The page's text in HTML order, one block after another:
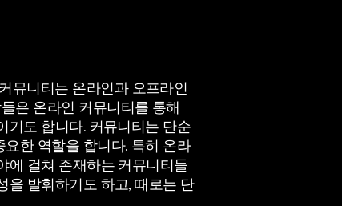
뮤니티는 온라인과 오프라인
은 온라인 커뮤니티를 통해
기도 합니다. 커뮤니티는 단순
한 역할을 합니다. 특히 온라
에 걸쳐 존재하는 커뮤니티들
을 발휘하기도 하고, 때로는 단